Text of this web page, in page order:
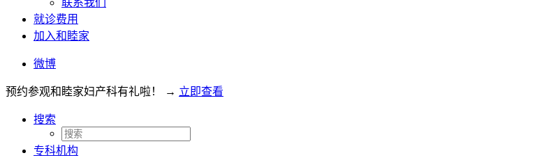
联系我们
就诊费用
加入和睦家
微博
预约参观和睦家妇产科有礼啦！ → 立即查看
搜索
专科机构